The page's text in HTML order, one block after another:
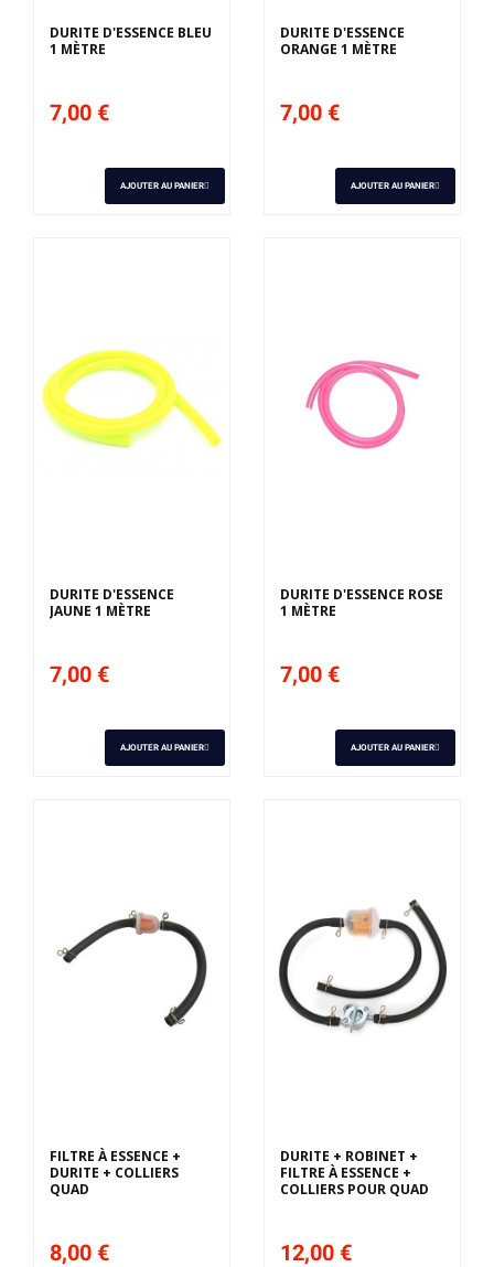
DURITE D'ESSENCE BLEU
1 MÈTRE
7,00 €
AJOUTER AU PANIER
DURITE D'ESSENCE
ORANGE 1 MÈTRE
7,00 €
AJOUTER AU PANIER
DURITE D'ESSENCE
JAUNE 1 MÈTRE
7,00 €
AJOUTER AU PANIER
DURITE D'ESSENCE ROSE
1 MÈTRE
7,00 €
AJOUTER AU PANIER
FILTRE À ESSENCE +
DURITE + COLLIERS
QUAD
8,00 €
DURITE + ROBINET +
FILTRE À ESSENCE +
COLLIERS POUR QUAD
12,00 €